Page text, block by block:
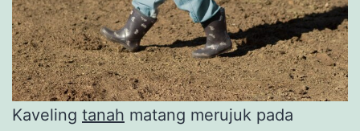
Kaveling tanah matang merujuk pada